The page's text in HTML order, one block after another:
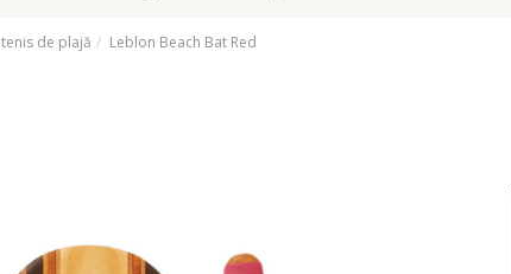
de plajă Leblon Beach Bat Red